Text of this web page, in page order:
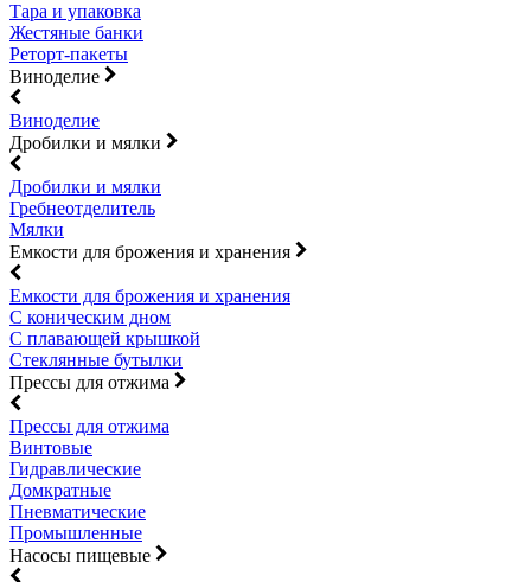
Тара и упаковка
Жестяные банки
Реторт-пакеты
Виноделие
Виноделие
Дробилки и мялки
Дробилки и мялки
Гребнеотделитель
Мялки
Емкости для брожения и хранения
Емкости для брожения и хранения
С коническим дном
С плавающей крышкой
Стеклянные бутылки
Прессы для отжима
Прессы для отжима
Винтовые
Гидравлические
Домкратные
Пневматические
Промышленные
Насосы пищевые